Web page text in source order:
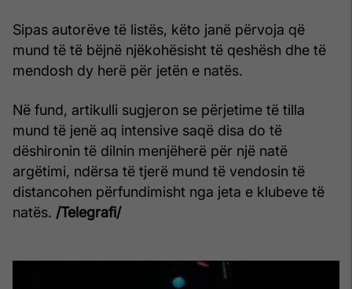
Sipas autorëve të listës, këto janë përvoja që
mund të të bëjnë njëkohësisht të qeshësh dhe të
mendosh dy herë për jetën e natës.
Në fund, artikulli sugjeron se përjetime të tilla
mund të jenë aq intensive saqë disa do të
dëshironin të dilnin menjëherë për një natë
argëtimi, ndërsa të tjerë mund të vendosin të
distancohen përfundimisht nga jeta e klubeve të
natës. /Telegrafi/